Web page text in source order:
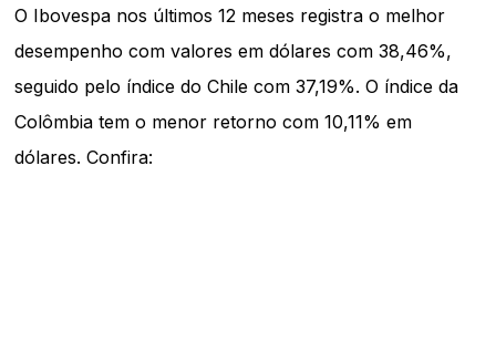
O Ibovespa nos últimos 12 meses registra o melhor
desempenho com valores em dólares com 38,46%,
seguido pelo índice do Chile com 37,19%. O índice da
Colômbia tem o menor retorno com 10,11% em
dólares. Confira: